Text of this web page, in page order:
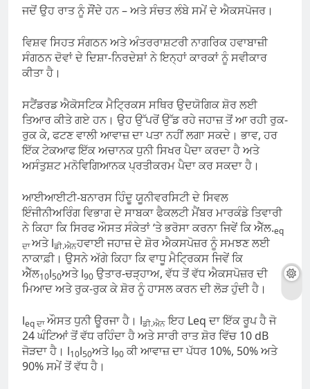
ਜਦੋਂ ਉਹ ਰਾਤ ਨੂੰ ਸੌਂਦੇ ਹਨ – ਅਤੇ ਸੰਚਤ ਲੰਬੇ ਸਮੇਂ ਦੇ ਐਕਸਪੋਜਰ।
ਵਿਸ਼ਵ ਸਿਹਤ ਸੰਗਠਨ ਅਤੇ ਅੰਤਰਰਾਸ਼ਟਰੀ ਨਾਗਰਿਕ ਹਵਾਬਾਜ਼ੀ
ਸੰਗਠਨ ਦੋਵਾਂ ਦੇ ਦਿਸ਼ਾ-ਨਿਰਦੇਸ਼ਾਂ ਨੇ ਇਨ੍ਹਾਂ ਕਾਰਕਾਂ ਨੂੰ ਸਵੀਕਾਰ
ਕੀਤਾ ਹੈ।
ਸਟੈਂਡਰਡ ਐਕੋਸਟਿਕ ਮੈਟ੍ਰਿਕਸ ਸਥਿਰ ਉਦਯੋਗਿਕ ਸ਼ੋਰ ਲਈ
ਤਿਆਰ ਕੀਤੇ ਗਏ ਹਨ। ਉਹ ਉੱਪਰੋਂ ਉੱਡ ਰਹੇ ਜਹਾਜ਼ ਤੋਂ ਆ ਰਹੀ ਰੁਕ-
ਰੁਕ ਕੇ, ਫਟਣ ਵਾਲੀ ਆਵਾਜ਼ ਦਾ ਪਤਾ ਨਹੀਂ ਲਗਾ ਸਕਦੇ। ਭਾਵ, ਹਰ
ਇੱਕ ਟੇਕਆਫ ਇੱਕ ਅਚਾਨਕ ਧੁਨੀ ਸਿਖਰ ਪੈਦਾ ਕਰਦਾ ਹੈ ਅਤੇ
ਅਸੰਤੁਸ਼ਟ ਮਨੋਵਿਗਿਆਨਕ ਪ੍ਰਤੀਕਰਮ ਪੈਦਾ ਕਰ ਸਕਦਾ ਹੈ।
ਆਈਆਈਟੀ-ਬਨਾਰਸ ਹਿੰਦੂ ਯੂਨੀਵਰਸਿਟੀ ਦੇ ਸਿਵਲ
ਇੰਜੀਨੀਅਰਿੰਗ ਵਿਭਾਗ ਦੇ ਸਾਬਕਾ ਫੈਕਲਟੀ ਮੈਂਬਰ ਮਾਰਕੰਡੇ ਤਿਵਾਰੀ
ਨੇ ਕਿਹਾ ਕਿ ਸਿਰਫ ਔਸਤ ਸੰਕੇਤਾਂ ‘ਤੇ ਭਰੋਸਾ ਕਰਨਾ ਜਿਵੇਂ ਕਿ ਐੱਲ.eq
ਦਾਅਤੇ lਡੀ.ਐਨਹਵਾਈ ਜਹਾਜ਼ ਦੇ ਸ਼ੋਰ ਐਕਸਪੋਜ਼ਰ ਨੂੰ ਸਮਝਣ ਲਈ
ਨਾਕਾਫ਼ੀ। ਉਸਨੇ ਅੱਗੇ ਕਿਹਾ ਕਿ ਵਾਧੂ ਮੈਟ੍ਰਿਕਸ ਜਿਵੇਂ ਕਿ
ਐੱਲ10l50ਅਤੇ l90 ਉਤਾਰ-ਚੜ੍ਹਾਅ, ਵੱਧ ਤੋਂ ਵੱਧ ਐਕਸਪੋਜ਼ਰ ਦੀ
ਮਿਆਦ ਅਤੇ ਰੁਕ-ਰੁਕ ਕੇ ਸ਼ੋਰ ਨੂੰ ਹਾਸਲ ਕਰਨ ਦੀ ਲੋੜ ਹੁੰਦੀ ਹੈ।
leq ਦਾਔਸਤ ਧੁਨੀ ਊਰਜਾ ਹੈ। lਡੀ.ਐਨਇਹ Leq ਦਾ ਇੱਕ ਰੂਪ ਹੈ ਜੋ
24 ਘੰਟਿਆਂ ਤੋਂ ਵੱਧ ਰਹਿੰਦਾ ਹੈ ਅਤੇ ਸਾਰੀ ਰਾਤ ਸ਼ੋਰ ਵਿੱਚ 10 dB
ਜੋੜਦਾ ਹੈ। l10l50ਅਤੇ l90 ਕੀ ਆਵਾਜ਼ ਦਾ ਪੱਧਰ 10%, 50% ਅਤੇ
90% ਸਮੇਂ ਤੋਂ ਵੱਧ ਹੈ।